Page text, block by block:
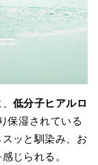
低分子ヒアルロ
保湿されている
ッと馴染み、お
じられる。